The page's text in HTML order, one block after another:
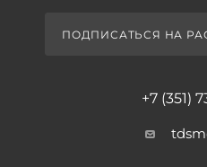
ПОДПИСАТЬСЯ НА
+7 (351)